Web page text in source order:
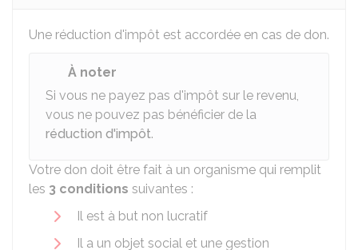
Une réduction d'impôt est accordée en cas de don.
À noter
Si vous ne payez pas d'impôt sur le revenu,
vous ne pouvez pas bénéficier de la
réduction d'impôt.
Votre don doit être fait à un organisme qui remplit
les 3 conditions suivantes :
Il est à but non lucratif
Il a un objet social et une gestion